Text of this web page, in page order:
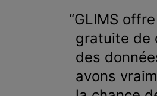
GLIMS
gratuite de
des
avons